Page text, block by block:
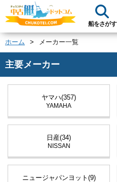
船をさがす
ホーム メーカー一覧
主要メーカー
ヤマハ(357)
YAMAHA
日産(34)
NISSAN
ニュージャパンヨット(9)